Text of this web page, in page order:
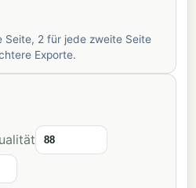
Seite, 2 für jede zweite Seite
Exporte.